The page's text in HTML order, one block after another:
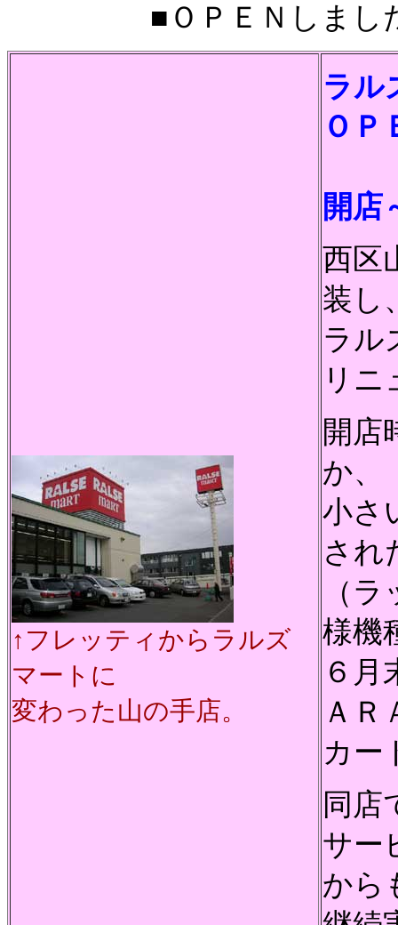
■ＯＰＥＮしまし
↑フレッティからラルズ
マートに
変わった山の手店。
ラル
ＯＰ
開店
西区
装し
ラル
リニ
開店
か、
小さ
され
（
様機
６月
ＡＲ
カー
同店
サー
から